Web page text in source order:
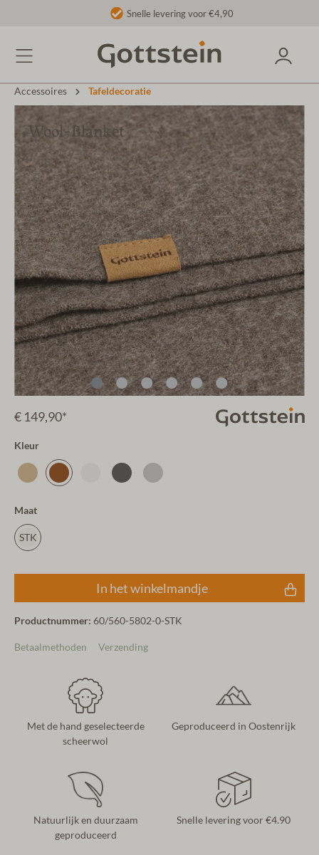
Snelle levering voor €4,90
Accessoires Tafeldecoratie
Wool-Blanket
€ 149,90*
Kleur
Maat
STK
In het winkelmandje
Productnummer: 60/560-5802-0-STK
Betaalmethoden Verzending
Met de hand geselecteerde
scheerwol
Geproduceerd in Oostenrijk
Natuurlijk en duurzaam
geproduceerd
Snelle levering voor €4.90